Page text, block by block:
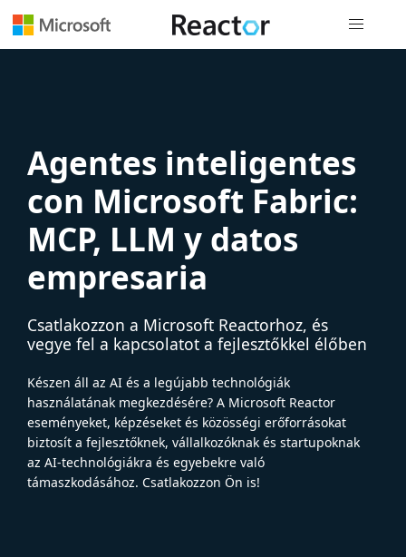
Agentes inteligentes
con Microsoft Fabric:
MCP, LLM y datos
empresaria
Csatlakozzon a Microsoft Reactorhoz, és
vegye fel a kapcsolatot a fejlesztőkkel élőben
Készen áll az AI és a legújabb technológiák
használatának megkezdésére? A Microsoft Reactor
eseményeket, képzéseket és közösségi erőforrásokat
biztosít a fejlesztőknek, vállalkozóknak és startupoknak
az AI-technológiákra és egyebekre való
támaszkodásához. Csatlakozzon Ön is!